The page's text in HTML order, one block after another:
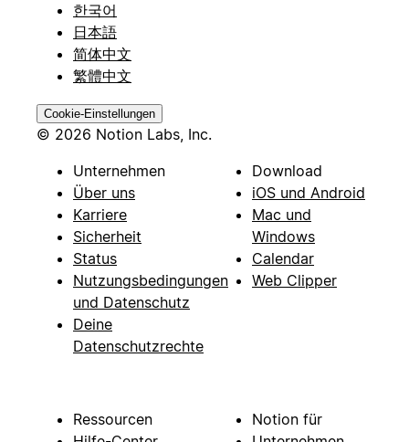
한국어
日本語
简体中文
繁體中文
Cookie-Einstellungen
© 2026 Notion Labs, Inc.
Unternehmen
Über uns
Karriere
Sicherheit
Status
Nutzungsbedingungen
und Datenschutz
Deine
Datenschutzrechte
Download
iOS und Android
Mac und
Windows
Calendar
Web Clipper
Ressourcen
Notion für